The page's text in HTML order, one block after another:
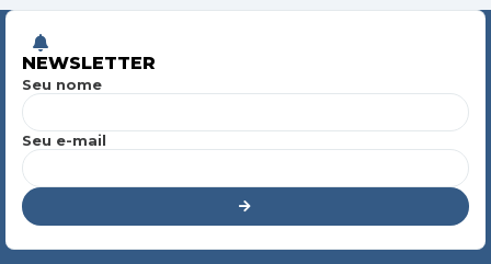
NEWSLETTER
Seu nome
Seu e-mail